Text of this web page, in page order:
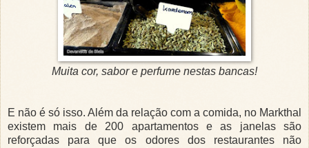
Muita cor, sabor e perfume nestas bancas!
E não é só isso. Além da relação com a comida, no Markthal
existem mais de 200 apartamentos e as janelas são
reforçadas para que os odores dos restaurantes não